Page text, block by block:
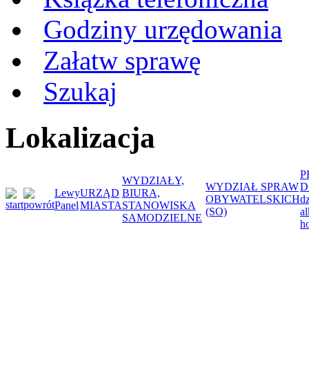
Godziny urzędowania
Załatw sprawę
Szukaj
Lokalizacja
Lewy
Panel
URZĄD
MIASTA
WYDZIAŁY,
BIURA,
STANOWISKA
SAMODZIELNE
WYDZIAŁ SPRAW
OBYWATELSKICH
(SO)